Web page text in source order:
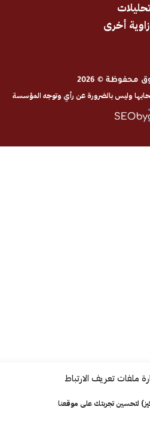
الارتباط
على موقعنا
عن رأي وتوجه المؤسسة